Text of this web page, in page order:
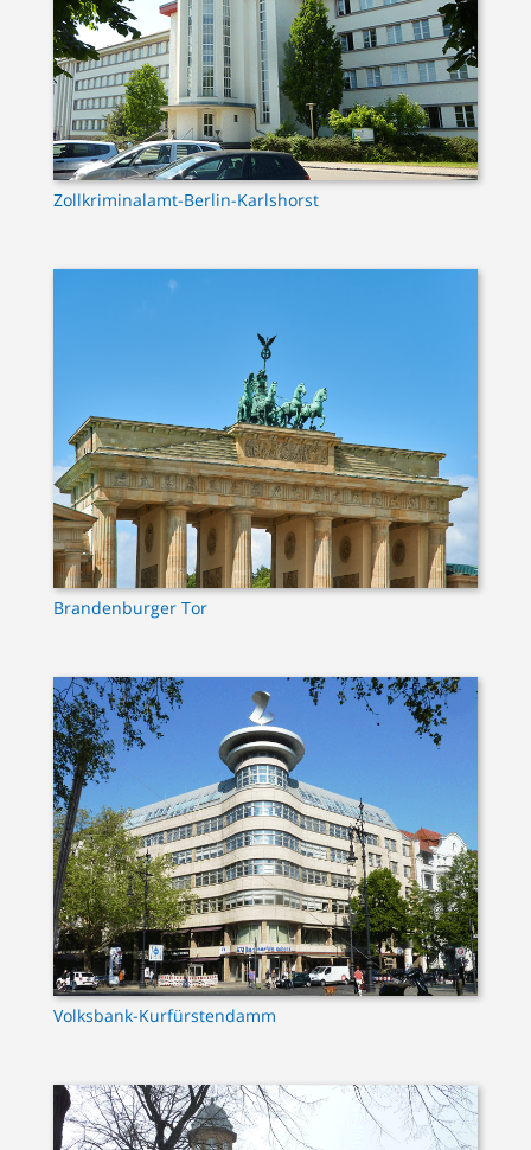
Zollkriminalamt-Berlin-Karlshorst
Brandenburger Tor
Volksbank-Kurfürstendamm